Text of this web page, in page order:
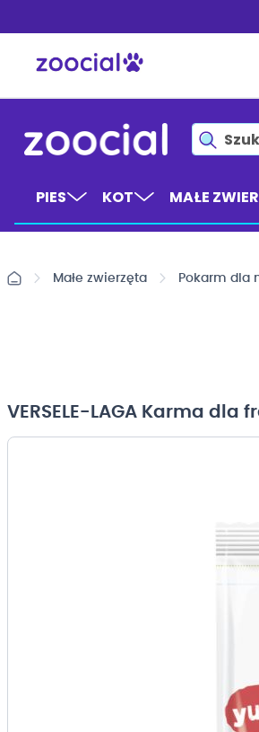
treści
PIES KOT MAŁE
Małe zwierzęta Pokarm dla
VERSELE-LAGA Karma dla
Przejdź